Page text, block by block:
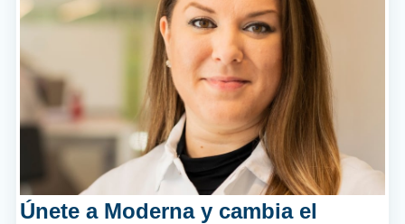
Únete a Moderna y cambia el